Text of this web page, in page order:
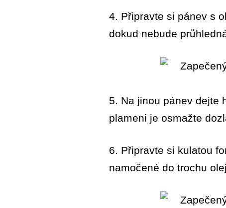
4. Připravte si pánev s
dokud nebude
5. Na jinou pánev dejte
plameni je osmažte
6. Připravte si kulatou
namočené do trochu